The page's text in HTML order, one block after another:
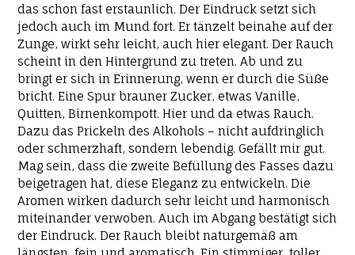
das schon fast erstaunlich. Der Eindruck setzt sich
jedoch auch im Mund fort. Er tänzelt beinahe auf der
Zunge, wirkt sehr leicht, auch hier elegant. Der Rauch
scheint in den Hintergrund zu treten. Ab und zu
bringt er sich in Erinnerung, wenn er durch die Süße
bricht. Eine Spur brauner Zucker, etwas Vanille,
Quitten, Birnenkompott. Hier und da etwas Rauch.
Dazu das Prickeln des Alkohols – nicht aufdringlich
oder schmerzhaft, sondern lebendig. Gefällt mir gut.
Mag sein, dass die zweite Befüllung des Fasses dazu
beigetragen hat, diese Eleganz zu entwickeln. Die
Aromen wirken dadurch sehr leicht und harmonisch
miteinander verwoben. Auch im Abgang bestätigt sich
der Eindruck. Der Rauch bleibt naturgemäß am